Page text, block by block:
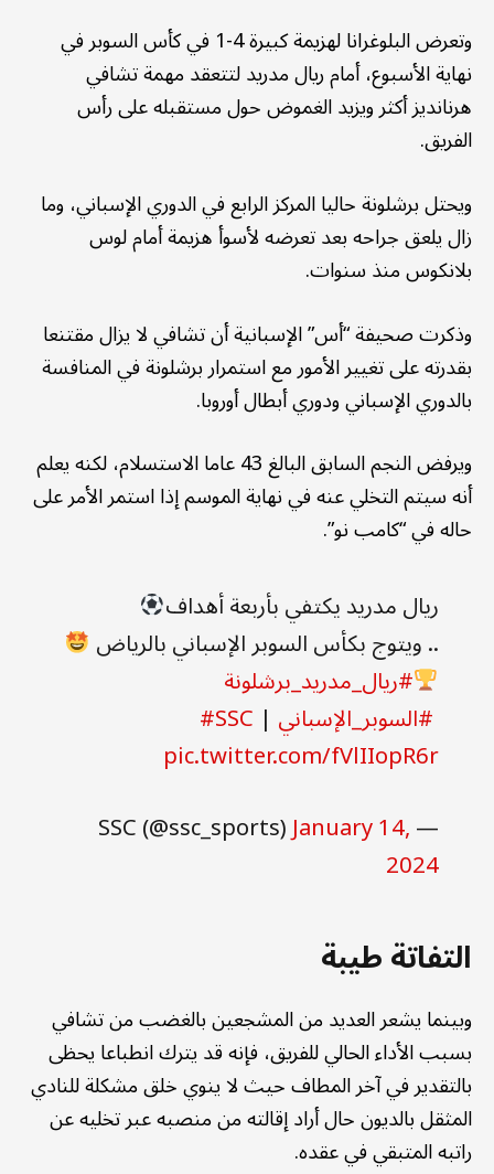
وتعرض البلوغرانا لهزيمة كبيرة 4-1 في كأس السوبر في
نهاية الأسبوع، أمام ريال مدريد لتتعقد مهمة تشافي
هرنانديز أكثر ويزيد الغموض حول مستقبله على رأس
الفريق.
ويحتل برشلونة حاليا المركز الرابع في الدوري الإسباني، وما
زال يلعق جراحه بعد تعرضه لأسوأ هزيمة أمام لوس
بلانكوس منذ سنوات.
وذكرت صحيفة “أس” الإسبانية أن تشافي لا يزال مقتنعا
بقدرته على تغيير الأمور مع استمرار برشلونة في المنافسة
بالدوري الإسباني ودوري أبطال أوروبا.
ويرفض النجم السابق البالغ 43 عاما الاستسلام، لكنه يعلم
أنه سيتم التخلي عنه في نهاية الموسم إذا استمر الأمر على
حاله في “كامب نو”.
ريال مدريد يكتفي بأربعة أهداف
.. ويتوج بكأس السوبر الإسباني بالرياض
#ريال_مدريد_برشلونة
#السوبر_الإسباني | ⁦
#SSC
pic.twitter.com/fVlIIopR6r
— SSC (@ssc_sports)
January 14,
2024
التفاتة طيبة
وبينما يشعر العديد من المشجعين بالغضب من تشافي
بسبب الأداء الحالي للفريق، فإنه قد يترك انطباعا يحظى
بالتقدير في آخر المطاف حيث لا ينوي خلق مشكلة للنادي
المثقل بالديون حال أراد إقالته من منصبه عبر تخليه عن
راتبه المتبقي في عقده.